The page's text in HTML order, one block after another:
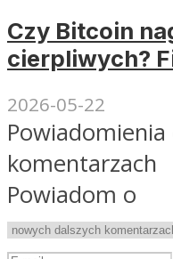
Czy Bitcoin
cierpliwych?
2026-05-22
komentarzach
Powiadom o